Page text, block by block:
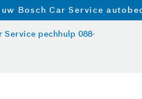
Bosch Car Service
Service pechhulp 088-